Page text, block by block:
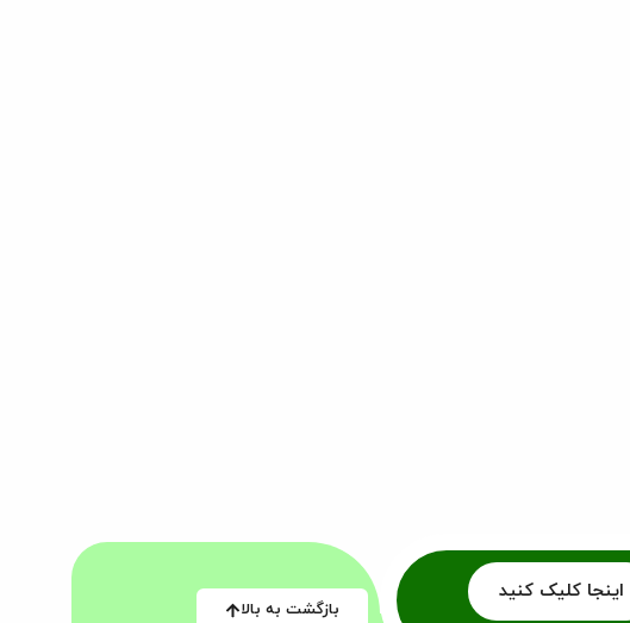
اینجا کلیک کنید
بازگشت به بالا